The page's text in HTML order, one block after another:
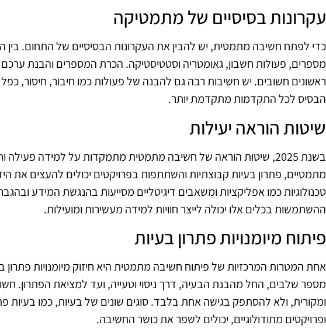
עקרונות בסיסיים של מתמטיקה
כדי לפתח חשיבה מתמטית, יש להבין את העקרונות הבסיסיים של התחום. בין
מספרים, פעולות חשבון, גאומטריה וסטטיסטיקה. הכרת המספרים והבנת
ראשונים חשובים. יש חשיבות רבה גם להבנה של פעולות כמו חיבור, חיסור, כפל
הבסיס לכל התקדמות מתקדמת יותר.
שיטות הוראה יעילות
בשנת 2025, שיטות הוראה של חשיבה מתמטית מתמקדות על למידה פעילה
מתמטיים, פתרון בעיות קבוצתיות והשתתפות בפרויקטים יכולים להעצים את
טכנולוגיות כמו אפליקציות ומשאבים דיגיטליים מסייעות בהנגשת המידע
ההשתמשות בכלים אלו יכולה לייצר חוויות למידה מעשירות ומועילות.
פיתוח מיומנויות פתרון בעיות
אחת המטרות המרכזיות של פיתוח חשיבה מתמטית היא חיזוק מיומנויות פתרון
מספר שלבים, החל מהבנת הבעיה, דרך ניסוי וטעייה, ועד למציאת הפתרון.
ומקורית, ולא להסתפק בגישה אחת בלבד. סוגים שונים של בעיות, כמו בעיות
ופרויקטים מתודולוגיים, יכולים לשפר את כושר החשיבה.